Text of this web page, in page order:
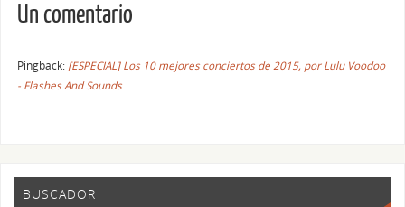
Un comentario
Pingback: [ESPECIAL] Los 10 mejores conciertos de 2015, por Lulu Voodoo
- Flashes And Sounds
BUSCADOR